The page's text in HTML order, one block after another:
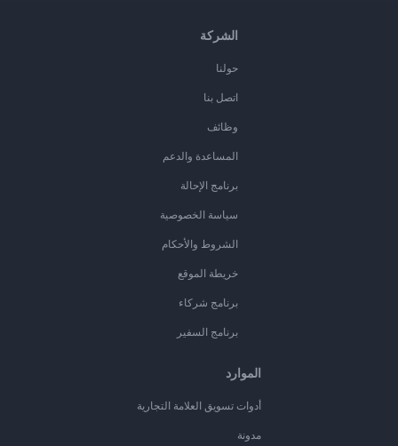
الشركة
حولنا
اتصل بنا
وظائف
المساعدة والدعم
برنامج الإحالة
سياسة الخصوصية
الشروط والأحكام
خريطة الموقع
برنامج شركاء
برنامج السفير
الموارد
أدوات تسويق العلامة التجارية
مدونة